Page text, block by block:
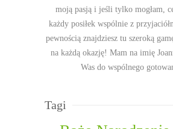
moją pasją i jeśli tylko mogłam,
każdy posiłek wspólnie z
pewnością znajdziesz tu szeroką
na każdą okazję! Mam na imię
Was do wspólnego
Tagi